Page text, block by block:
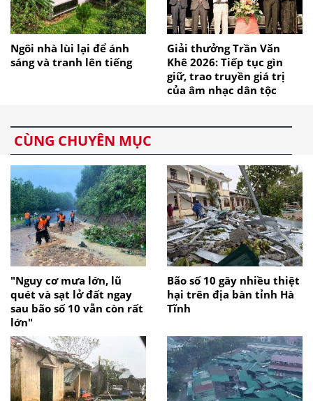
Ngôi nhà lùi lại để ánh
sáng và tranh lên tiếng
Giải thưởng Trần Văn
Khê 2026: Tiếp tục gìn
giữ, trao truyền giá trị
của âm nhạc dân tộc
CÙNG CHUYÊN MỤC
"Nguy cơ mưa lớn, lũ
quét và sạt lở đất ngay
sau bão số 10 vẫn còn rất
lớn"
Bão số 10 gây nhiều thiệt
hại trên địa bàn tỉnh Hà
Tĩnh